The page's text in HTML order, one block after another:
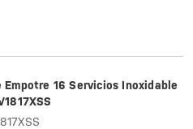
16 Servicios Inoxidable